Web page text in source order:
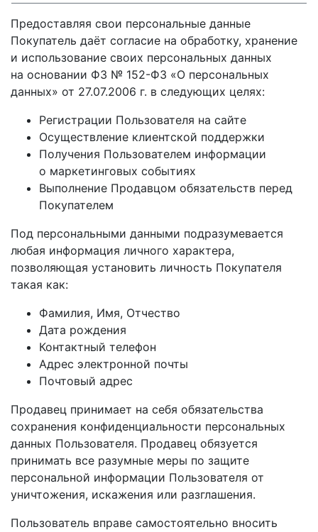
Предоставляя свои персональные данные
Покупатель даёт согласие на обработку, хранение
и использование своих персональных данных
на основании ФЗ № 152-ФЗ «О персональных
данных» от 27.07.2006 г. в следующих целях:
Регистрации Пользователя на сайте
Осуществление клиентской поддержки
Получения Пользователем информации
о маркетинговых событиях
Выполнение Продавцом обязательств перед
Покупателем
Под персональными данными подразумевается
любая информация личного характера,
позволяющая установить личность Покупателя
такая как:
Фамилия, Имя, Отчество
Дата рождения
Контактный телефон
Адрес электронной почты
Почтовый адрес
Продавец принимает на себя обязательства
сохранения конфиденциальности персональных
данных Пользователя. Продавец обязуется
принимать все разумные меры по защите
персональной информации Пользователя от
уничтожения, искажения или разглашения.
Пользователь вправе самостоятельно вносить